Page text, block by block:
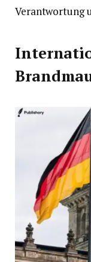
Verantwortung